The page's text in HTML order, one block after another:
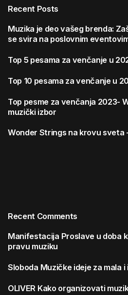
Recent Posts
Muzika je deo vašeg brenda:
se svira na poslovnim
Top 5 pesama za venčanje u
Top 10 pesama za venčanje u
Top pesme za venčanja 2023-
muzički izbor
Wonder Strings na krovu sveta
Recent Comments
Manifestacija Proslave u doba
pravu muziku
Sloboda Muzičke ideje za mala
OLIVER Kako organizovati